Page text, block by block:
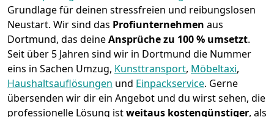
Grundlage für deinen stressfreien und reibungslosen
Neustart. Wir sind das Profiunternehmen aus
Dortmund, das deineAnsprüche zu 100 % umsetzt.
Seit über 5 Jahren sind wir in Dortmund die Nummer
eins in Sachen Umzug, Kunsttransport, Möbeltaxi,
Haushaltsauflösungen und Einpackservice. Gerne
übersenden wir dir ein Angebot und du wirst sehen, die
professionelle Lösung istweitaus kostengünstiger, als